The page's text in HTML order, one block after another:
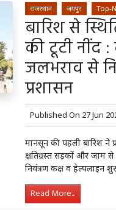
राजस्थान जयपुर Top-
बारिश से
की टूटी नींद
जलभराव से
प्रशासन
Published On 27 Jun
मानसून की पहली बारिश ने
क्षतिग्रस्त सड़कों और जाम से
नियंत्रण कक्ष व हेल्पलाइन
Read More...